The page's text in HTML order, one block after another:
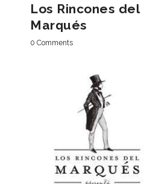
Los Rincones del
Marqués
0 Comments